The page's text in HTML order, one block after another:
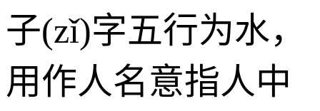
子(zǐ)字五行为水，
用作人名意指人中